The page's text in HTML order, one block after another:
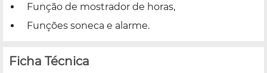
Função de mostrador de horas,
Funções soneca e alarme.
Ficha Técnica